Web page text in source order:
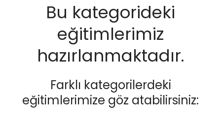
Bu kategorideki
eğitimlerimiz
hazırlanmaktadır.
Farklı kategorilerdeki
eğitimlerimize göz atabilirsiniz: